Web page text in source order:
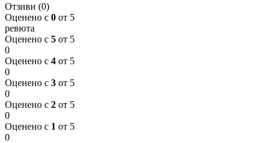
Отзиви (0)
Оценено с 0 от 5
ревюта
Оценено с 5 от 5
0
Оценено с 4 от 5
0
Оценено с 3 от 5
0
Оценено с 2 от 5
0
Оценено с 1 от 5
0